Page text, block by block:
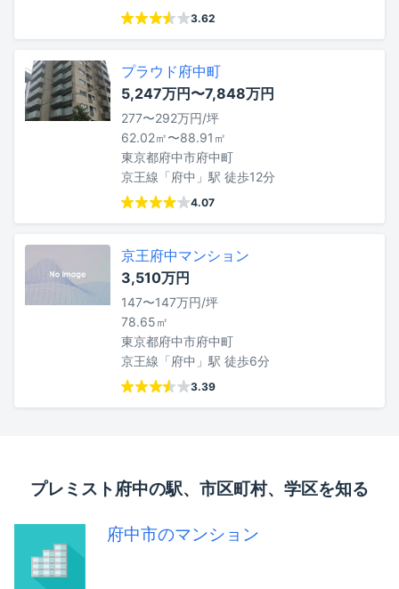
3.62
プラウド府中町
5,247万円〜7,848万円
277〜292万円/坪
62.02㎡〜88.91㎡
東京都府中市府中町
京王線「府中」駅 徒歩12分
4.07
京王府中マンション
3,510万円
147〜147万円/坪
78.65㎡
東京都府中市府中町
京王線「府中」駅 徒歩6分
3.39
プレミスト府中の駅、市区町村、学区を知る
府中市のマンション